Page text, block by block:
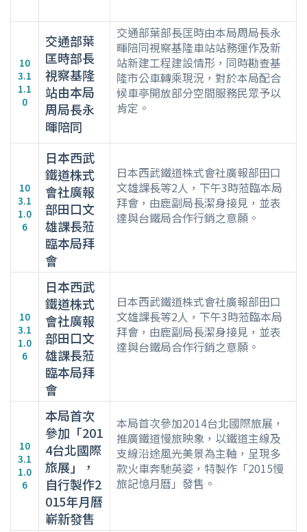
10
3.1
1.1
0
交通部葉
匡時部長
視察基隆
站由本局
周局長永
暉陪同
交通部葉部長匡時由本局周局長永
暉陪同視察基隆車站站務運作及新
站新建工程建設情形，同時勘查基
隆市公車轉乘現況，對於本局配合
候車亭開放部分空間服務民眾予以
肯定。
10
3.1
1.0
6
日本西武
鐵道株式
會社廣報
部田口文
雄課長蒞
臨本局拜
會
日本西武鐵道株式會社廣報部田口
文雄課長等2人，下午3時蒞臨本局
拜會，由鹿副局長潔身接見，並表
達與台鐵局合作行銷之意願。
10
3.1
1.0
6
日本西武
鐵道株式
會社廣報
部田口文
雄課長蒞
臨本局拜
會
日本西武鐵道株式會社廣報部田口
文雄課長等2人，下午3時蒞臨本局
拜會，由鹿副局長潔身接見，並表
達與台鐵局合作行銷之意願。
10
3.1
1.0
6
本局首次
參加「201
4台北國際
旅展」，
自行製作2
015年月曆
嶄新發售
本局首次參加2014台北國際旅展，
推廣鐵道慢旅映象，以鐵道主線及
支線沿途風光美景為主軸，呈現多
款火車奔馳英姿，特製作「2015慢
旅記憶月曆」發售。